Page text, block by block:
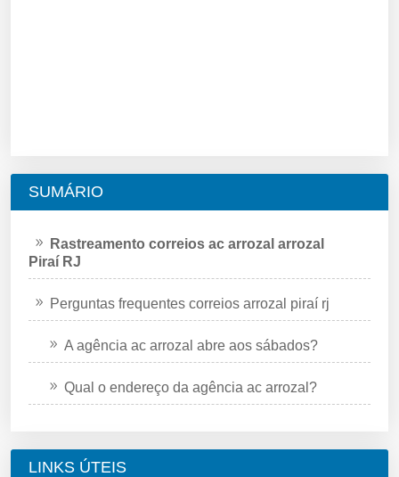
SUMÁRIO
Rastreamento correios ac arrozal arrozal
Piraí RJ
Perguntas frequentes correios arrozal piraí rj
A agência ac arrozal abre aos sábados?
Qual o endereço da agência ac arrozal?
LINKS ÚTEIS